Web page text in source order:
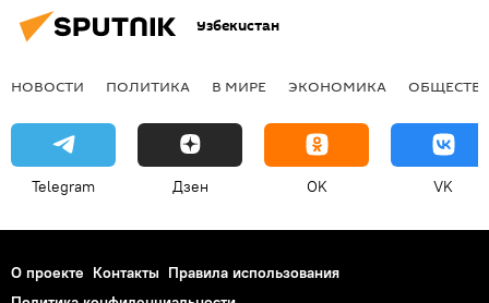
Узбекистан
НОВОСТИ ПОЛИТИКА В МИРЕ ЭКОНОМИКА
Telegram Дзен OK VK
О проекте Контакты Правила использования